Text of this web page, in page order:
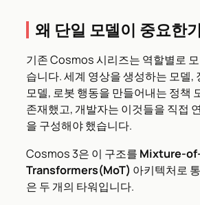
왜 단일 모델이 중요한
기존 Cosmos 시리즈는 역할별로
습니다. 세계 영상을 생성하는 모델,
모델, 로봇 행동을 만들어내는 정책
존재했고, 개발자는 이것들을 직접
을 구성해야 했습니다.
Cosmos 3은 이 구조를 Mixture-
Transformers(MoT) 아키텍처로
은 두 개의 타워입니다.